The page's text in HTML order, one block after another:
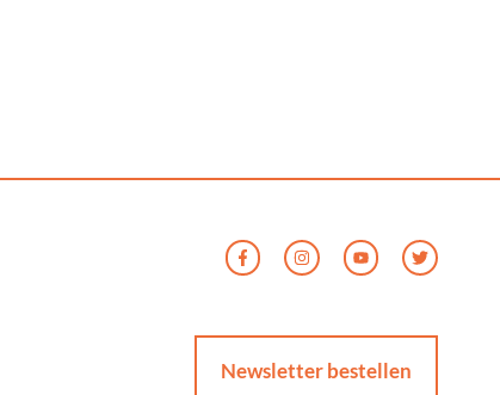
Newsletter bestellen